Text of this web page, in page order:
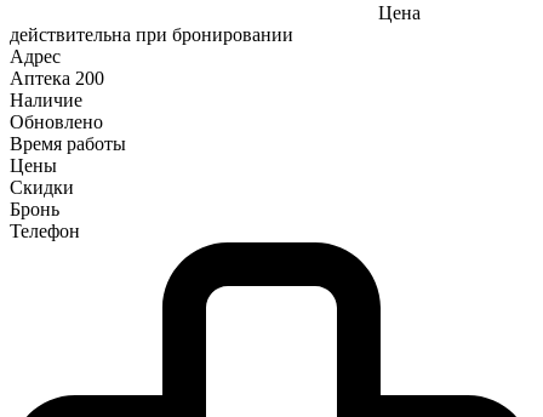
Цена
действительна при бронировании
Адрес
Аптека 200
Наличие
Обновлено
Время работы
Цены
Скидки
Бронь
Телефон